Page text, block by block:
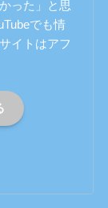
った」と思
でも情
イトはアフ